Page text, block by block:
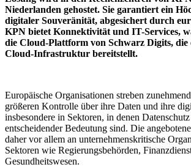
Niederlanden gehostet. Sie garantiert ein
digitaler Souveränität, abgesichert durch
KPN bietet Konnektivität und IT-Services,
die Cloud-Plattform von Schwarz Digits, die
Cloud-Infrastruktur bereitstellt.
Europäische Organisationen streben
größeren Kontrolle über ihre Daten und ihre
insbesondere in Sektoren, in denen
entscheidender Bedeutung sind. Die
daher vor allem an unternehmenskritische
Sektoren wie Regierungsbehörden,
Gesundheitswesen.